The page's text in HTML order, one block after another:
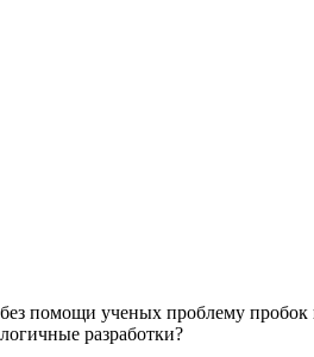
помощи ученых проблему
разработки?